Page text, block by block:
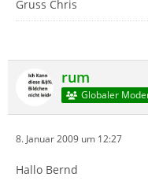
Gruss Chris
rum
Globaler
8. Januar 2009 um 12:27
Hallo Bernd